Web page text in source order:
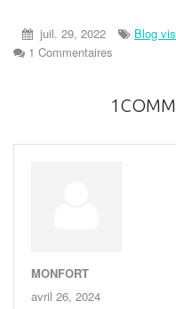
juil. 29, 2022
Blog
1 Commentaires
MONFORT
avril 26, 2024